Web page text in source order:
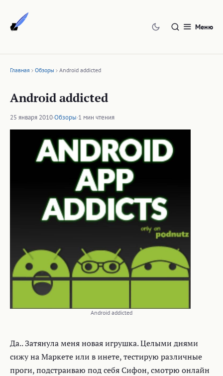
содержимому
Меню
Главная Обзоры Android addicted
Android addicted
25 января 2010·Обзоры·1 мин чтения
Android addicted
Да.. Затянула меня новая игрушка. Целыми днями
сижу на Маркете или в инете, тестирую различные
проги, подстраиваю под себя Сифон, смотрю онлайн